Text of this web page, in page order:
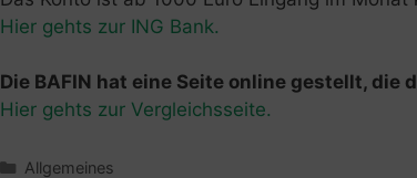
Hier gehts zur ING Bank.
Die BAFIN hat eine Seite online gestellt, die
Hier gehts zur Vergleichsseite.
Kategorien
Allgemeines